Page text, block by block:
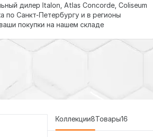
дилер Italon, Atlas Concorde, Coliseum
по Санкт-Петербургу и в регионы
покупки на нашем складе
Коллекции8Товары16